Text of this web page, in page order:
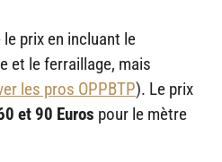
prix en incluant le
et le ferraillage, mais
les pros OPPBTP). Le prix
et 90 Euros pour le mètre